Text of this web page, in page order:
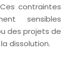
contraintes
sensibles
des projets de
dissolution.